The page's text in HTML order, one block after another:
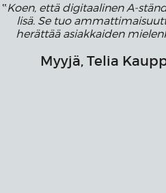
Koen, että digitaalinen A-
lisä. Se tuo
herättää asiakkaiden
Myyjä, Telia